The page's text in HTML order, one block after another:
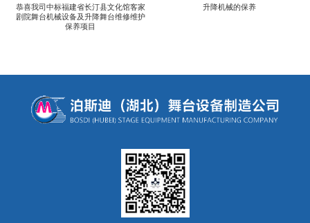
恭喜我司中标福建省长汀县文化馆客家
剧院舞台机械设备及升降舞台维修维护
保养项目
升降机械的保养